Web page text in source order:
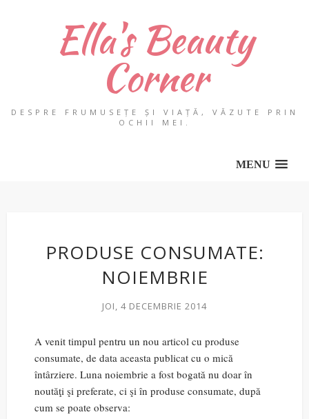
Ella's Beauty
Corner
DESPRE FRUMUSEȚE ȘI VIAȚĂ, VĂZUTE PRIN
OCHII MEI.
MENU
PRODUSE CONSUMATE:
NOIEMBRIE
JOI, 4 DECEMBRIE 2014
A venit timpul pentru un nou articol cu produse
consumate, de data aceasta publicat cu o mică
întârziere. Luna noiembrie a fost bogată nu doar în
noutăţi şi preferate, ci şi în produse consumate, după
cum se poate observa: